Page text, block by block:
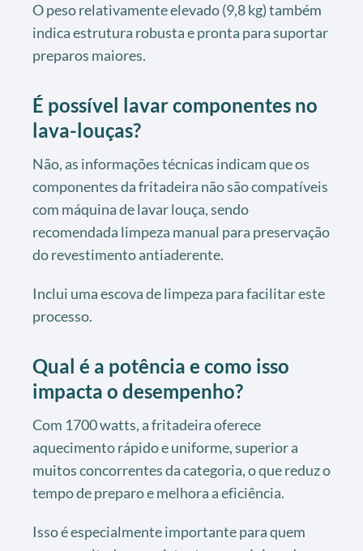
O peso relativamente elevado (9,8 kg) também
indica estrutura robusta e pronta para suportar
preparos maiores.
É possível lavar componentes no
lava-louças?
Não, as informações técnicas indicam que os
componentes da fritadeira não são compatíveis
com máquina de lavar louça, sendo
recomendada limpeza manual para preservação
do revestimento antiaderente.
Inclui uma escova de limpeza para facilitar este
processo.
Qual é a potência e como isso
impacta o desempenho?
Com 1700 watts, a fritadeira oferece
aquecimento rápido e uniforme, superior a
muitos concorrentes da categoria, o que reduz o
tempo de preparo e melhora a eficiência.
Isso é especialmente importante para quem